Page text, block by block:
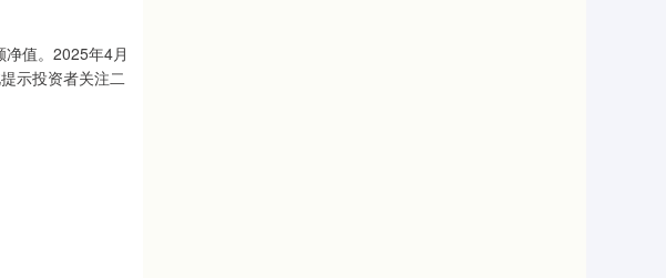
值。2025年4月
示投资者关注二